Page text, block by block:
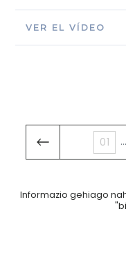
VER EL VÍDEO
01 ...
Informazio gehiago